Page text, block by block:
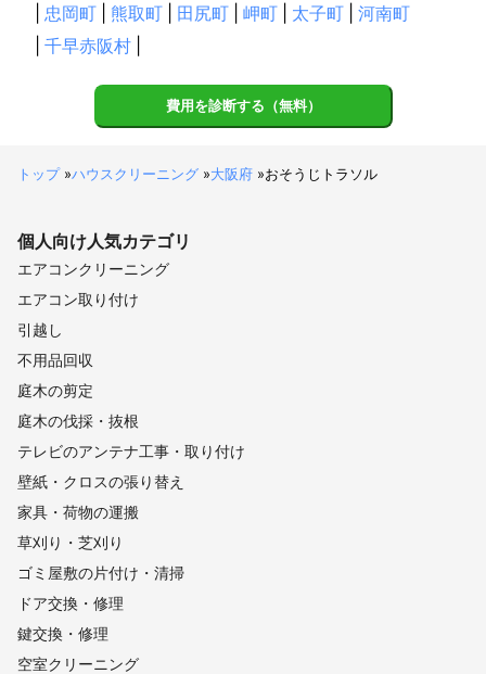
忠岡町 熊取町 田尻町 岬町 太子町
河南町
千早赤阪村
費用を診断する（無料）
トップ»ハウスクリーニング »大阪府 »おそうじトラソル
個人向け人気カテゴリ
エアコンクリーニング
エアコン取り付け
引越し
不用品回収
庭木の剪定
庭木の伐採・抜根
テレビのアンテナ工事・取り付け
壁紙・クロスの張り替え
家具・荷物の運搬
草刈り・芝刈り
ゴミ屋敷の片付け・清掃
ドア交換・修理
鍵交換・修理
空室クリーニング